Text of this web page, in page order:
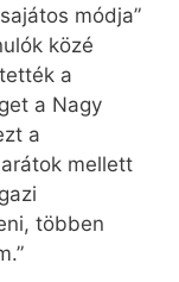
módja”
közé
a
a Nagy
a
mellett
többen